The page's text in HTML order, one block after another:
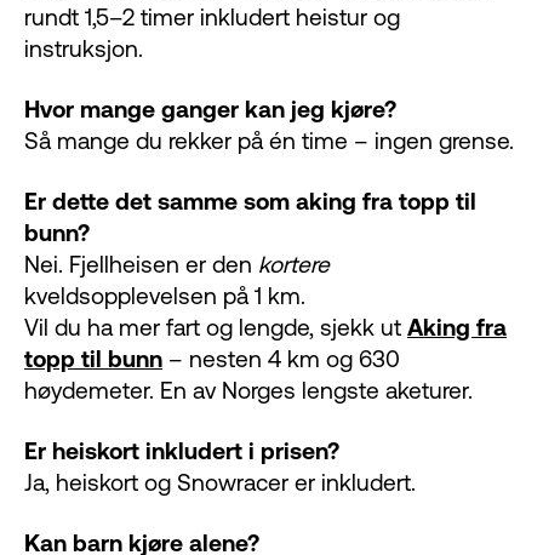
rundt 1,5–2 timer inkludert heistur og
instruksjon.
Hvor mange ganger kan jeg kjøre?
Så mange du rekker på én time – ingen grense.
Er dette det samme som aking fra topp til
bunn?
Nei. Fjellheisen er den kortere
kveldsopplevelsen på 1 km.
Vil du ha mer fart og lengde, sjekk ut Aking fra
topp til bunn – nesten 4 km og 630
høydemeter. En av Norges lengste aketurer.
Er heiskort inkludert i prisen?
Ja, heiskort og Snowracer er inkludert.
Kan barn kjøre alene?